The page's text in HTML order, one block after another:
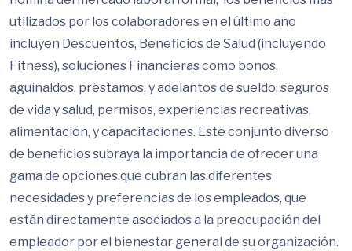
utilizados por los colaboradores en el último año
incluyen Descuentos, Beneficios de Salud (incluyendo
Fitness), soluciones Financieras como bonos,
aguinaldos, préstamos, y adelantos de sueldo, seguros
de vida y salud, permisos, experiencias recreativas,
alimentación, y capacitaciones​​. Este conjunto diverso
de beneficios subraya la importancia de ofrecer una
gama de opciones que cubran las diferentes
necesidades y preferencias de los empleados, que
están directamente asociados a la preocupación del
empleador por el bienestar general de su organización.